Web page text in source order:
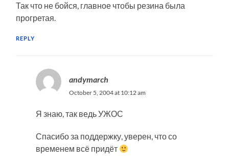
Так что не бойся, главное чтобы резина была
прогретая.
REPLY
andymarch
October 5, 2004 at 10:12 am
Я знаю, так ведь УЖОС
Спасибо за поддержку, уверен, что со
временем всё придёт